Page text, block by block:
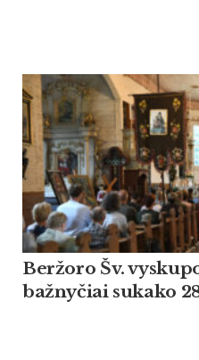
Beržoro Šv.
bažnyčiai sukako